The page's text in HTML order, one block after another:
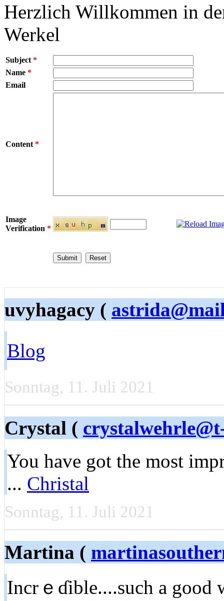
Herzlich Willkommen in
Werkel
Subject *
Name *
Email
Content *
Image
Verification *
uvyhagacy (
Blog
Sonntag, 11. Juli 2021
Crystal (
You have got the most
... Christal
Sonntag, 11. Juli 2021
Martina (
Incrｅɗible....such a good